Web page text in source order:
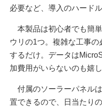
必要など、導入のハード
本製品は初心者でも簡
ウリの1つ。複雑な工事
するだけ。データは
加費用がいらないのも嬉
付属のソーラーパネル
置できるので、日当たり